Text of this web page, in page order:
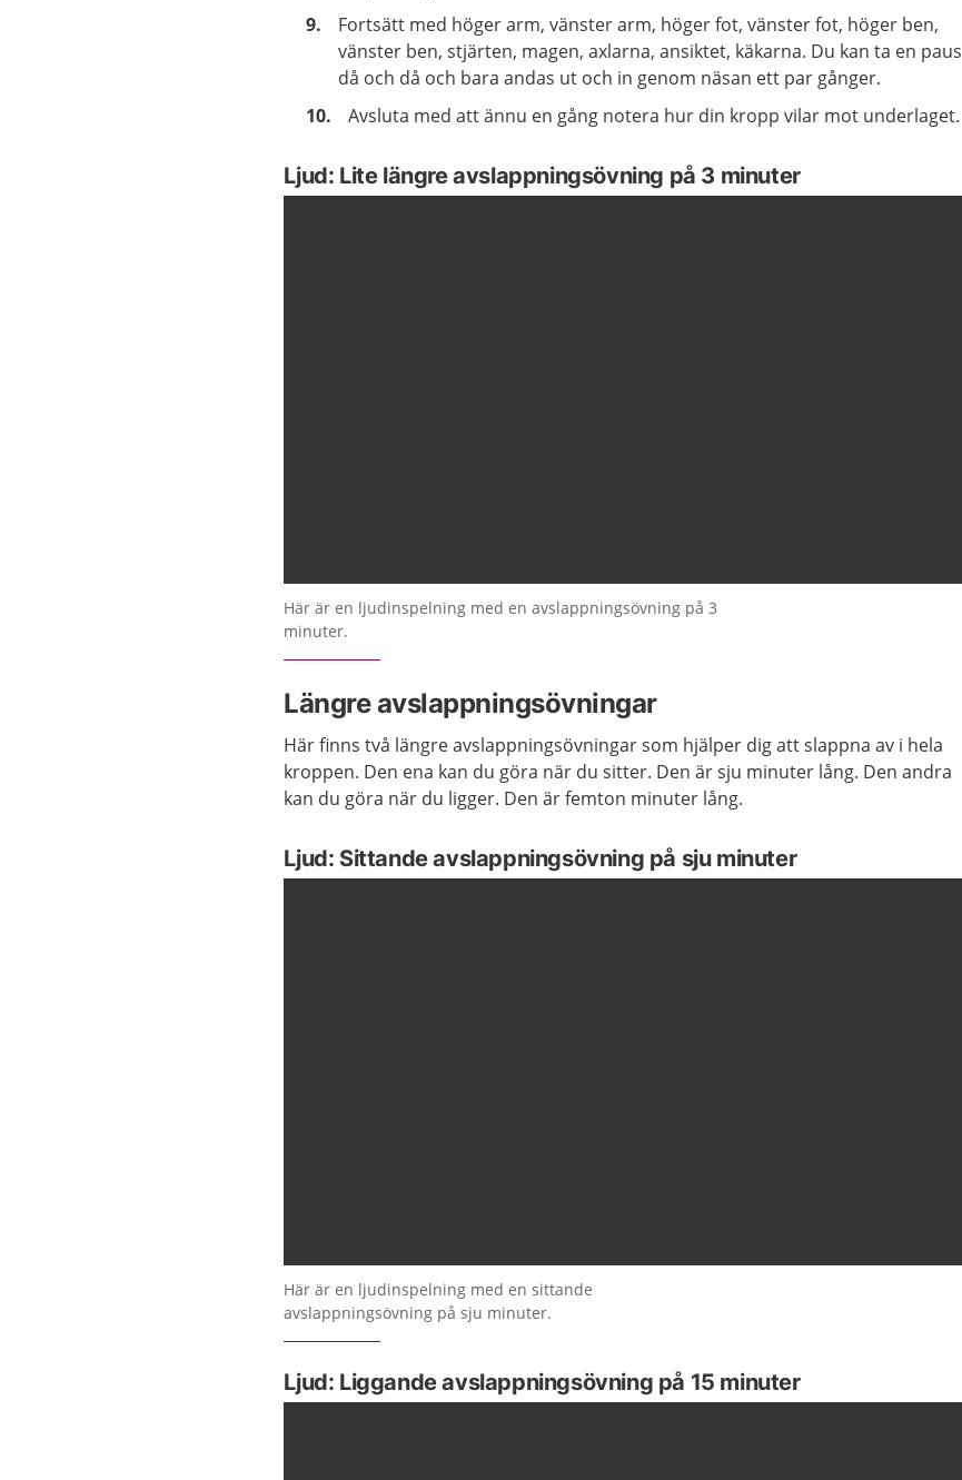
Fortsätt med höger arm, vänster arm, höger fot, vänster fot, höger ben,
vänster ben, stjärten, magen, axlarna, ansiktet, käkarna. Du kan ta en paus
då och då och bara andas ut och in genom näsan ett par gånger.
Avsluta med att ännu en gång notera hur din kropp vilar mot underlaget.
Ljud: Lite längre avslappningsövning på 3 minuter
Här är en ljudinspelning med en avslappningsövning på 3
minuter.
Längre avslappningsövningar
Här finns två längre avslappningsövningar som hjälper dig att slappna av i hela
kroppen. Den ena kan du göra när du sitter. Den är sju minuter lång. Den andra
kan du göra när du ligger. Den är femton minuter lång.
Ljud: Sittande avslappningsövning på sju minuter
Här är en ljudinspelning med en sittande
avslappningsövning på sju minuter.
Ljud: Liggande avslappningsövning på 15 minuter